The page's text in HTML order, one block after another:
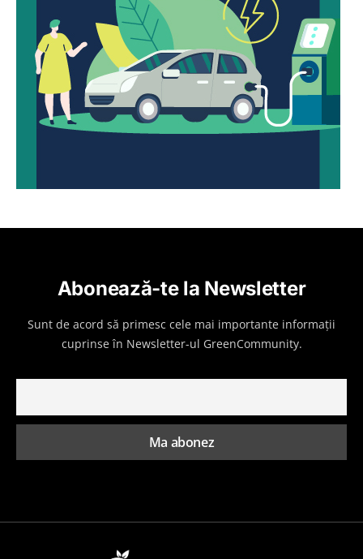
Abonează-te la Newsletter
Sunt de acord să primesc cele mai importante informații
cuprinse în Newsletter-ul GreenCommunity.